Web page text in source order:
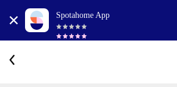
Spotahome App